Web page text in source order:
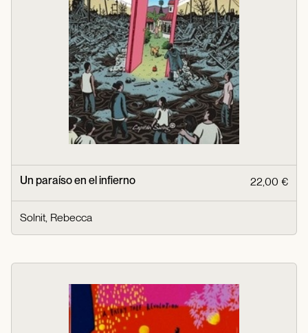
Un paraíso en el infierno 22,00 €
Solnit, Rebecca